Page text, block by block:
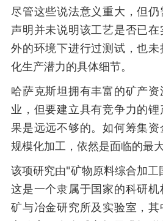
尽管这些说法意义重大，但
声明并未说明该工艺是否已
外的环境下进行过测试，也
化生产潜力的具体细节。
哈萨克斯坦拥有丰富的矿产
业，但要建立具有竞争力的
果是远远不够的。如何筹集
规模化加工，依然是面临的最
该项研究由"矿物原料综合加工
这是一个隶属于国家的科研
矿与冶金研究所及实验室，